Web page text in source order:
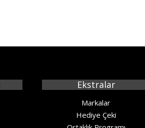
Ekstralar
Markalar
Hediye Çeki